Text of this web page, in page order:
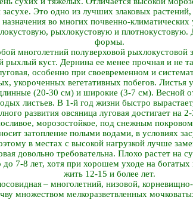
Это одно из лучших злаковых
во многих почвенно-
рыхлокустовую и плотнокустовую.
формы.
многолетний полуверховой
куст. Дернина ее менее прочная и не
особенно при своевременном и
укороченных вегетативных побегов. Листья
(20-30 см) и широкие (3-7 см). Весной
листьев. В 1-й год жизни быстро
развития овсяница луговая достигает на
морозостойкое, под снежным
затопление полыми водами, в условиях
в местах с высокой нагрузкой лучше
довольно требовательна. Плохо растет на
7-8 лет, хотя при хорошем уходе на
жить 12-15 и более лет.
– многолетний, низовой,
множеством мелкоразветвленных